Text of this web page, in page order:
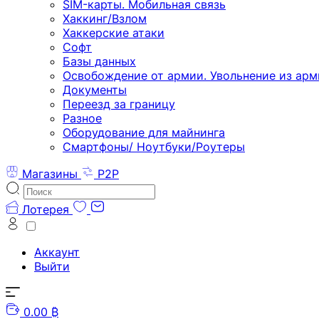
SIM-карты. Мобильная связь
Хаккинг/Взлом
Хаккерские атаки
Софт
Базы данных
Освобождение от армии. Увольнение из
Документы
Переезд за границу
Разное
Оборудование для майнинга
Смартфоны/ Ноутбуки/Роутеры
Магазины
P2P
Лотерея
Аккаунт
Выйти
0.00 ₿